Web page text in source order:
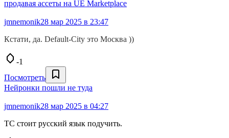
продавая ассеты на UE Marketplace
jmnemonik28 мар 2025 в 23:47
Кстати, да. Default-City это Москва ))
-1
Посмотреть
Нейронки пошли не туда
jmnemonik28 мар 2025 в 04:27
ТС стоит русский язык подучить.